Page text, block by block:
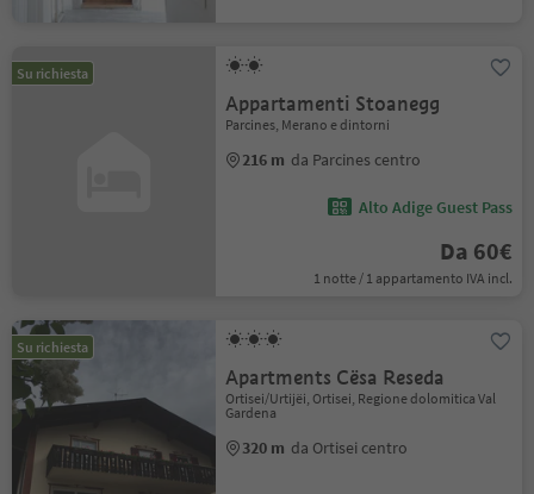
Su richiesta
Appartamenti Stoanegg
Parcines, Merano e dintorni
216 m da Parcines centro
Alto Adige Guest Pass
Da 60€
1 notte / 1 appartamento IVA incl.
Su richiesta
Apartments Cësa Reseda
Ortisei/Urtijëi, Ortisei, Regione dolomitica Val
Gardena
320 m da Ortisei centro